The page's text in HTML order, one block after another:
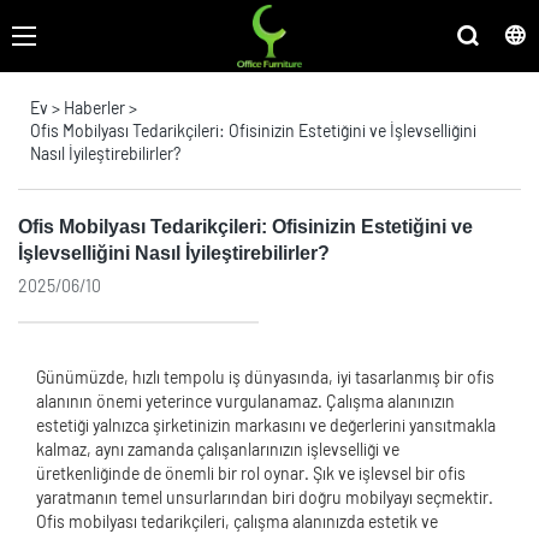
Ev > Haberler>
Ofis Mobilyası Tedarikçileri: Ofisinizin Estetiğini ve İşlevselliğini
Nasıl İyileştirebilirler?
Ofis Mobilyası Tedarikçileri: Ofisinizin Estetiğini ve
İşlevselliğini Nasıl İyileştirebilirler?
2025/06/10
Günümüzde, hızlı tempolu iş dünyasında, iyi tasarlanmış bir ofis
alanının önemi yeterince vurgulanamaz. Çalışma alanınızın
estetiği yalnızca şirketinizin markasını ve değerlerini yansıtmakla
kalmaz, aynı zamanda çalışanlarınızın işlevselliği ve
üretkenliğinde de önemli bir rol oynar. Şık ve işlevsel bir ofis
yaratmanın temel unsurlarından biri doğru mobilyayı seçmektir.
Ofis mobilyası tedarikçileri, çalışma alanınızda estetik ve